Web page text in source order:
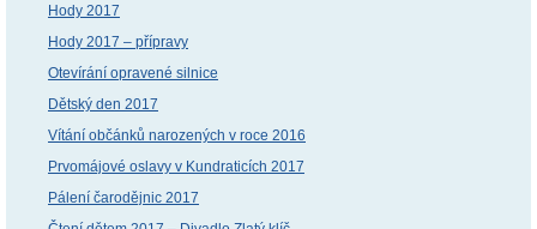
Hody 2017
Hody 2017 – přípravy
Otevírání opravené silnice
Dětský den 2017
Vítání občánků narozených v roce 2016
Prvomájové oslavy v Kundraticích 2017
Pálení čarodějnic 2017